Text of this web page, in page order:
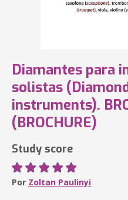
Diamantes para
solistas
instruments).
(BROCHURE)
Study score
Por Zoltan Paulinyi